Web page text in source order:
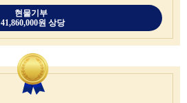
현물기부
41,860,000원 상당